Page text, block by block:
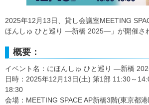
2025年12月13日、貸し会議室MEETING
ほんしゅ ひと巡り ―新橋 2025―」が開催さ
概要：
イベント名：にほんしゅ ひと巡り ―新橋
日時：2025年12月13日(土) 第1部 11:30～
18:30
会場：MEETING SPACE AP新橋3階(東京都